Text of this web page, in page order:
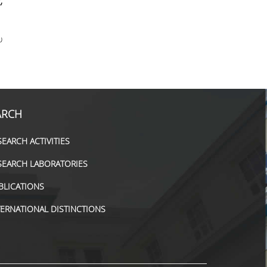
ACTIVITIES
LABORATORIES
DISTINCTIONS